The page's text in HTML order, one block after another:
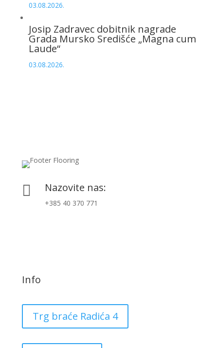
03.08.2026.
Josip Zadravec dobitnik nagrade
Grada Mursko Središće „Magna cum
Laude“
03.08.2026.
 Nazovite nas:
+385 40 370 771
Info
Trg braće Radića 4